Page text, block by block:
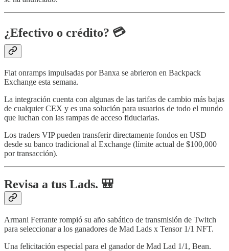
¿Efectivo o crédito? 💳
Fiat onramps impulsadas por Banxa se abrieron en Backpack
Exchange esta semana.
La integración cuenta con algunas de las tarifas de cambio más bajas
de cualquier CEX y es una solución para usuarios de todo el mundo
que luchan con las rampas de acceso fiduciarias.
Los traders VIP pueden transferir directamente fondos en USD
desde su banco tradicional al Exchange (límite actual de $100,000
por transacción).
Revisa a tus Lads. 🎒
Armani Ferrante rompió su año sabático de transmisión de Twitch
para seleccionar a los ganadores de Mad Lads x Tensor 1/1 NFT.
Una felicitación especial para el ganador de Mad Lad 1/1, Bean.